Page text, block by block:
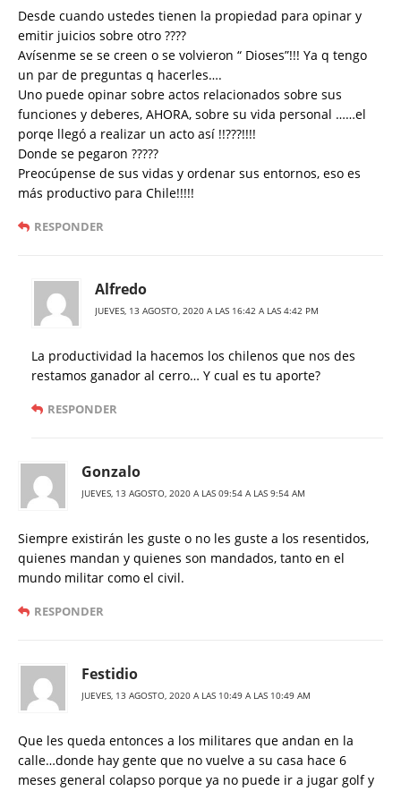
Desde cuando ustedes tienen la propiedad para opinar y
emitir juicios sobre otro ????
Avísenme se se creen o se volvieron “ Dioses”!!! Ya q tengo
un par de preguntas q hacerles….
Uno puede opinar sobre actos relacionados sobre sus
funciones y deberes, AHORA, sobre su vida personal ……el
porqe llegó a realizar un acto así !!???!!!!
Donde se pegaron ?????
Preocúpense de sus vidas y ordenar sus entornos, eso es
más productivo para Chile!!!!!
RESPONDER
Alfredo
JUEVES, 13 AGOSTO, 2020 A LAS 16:42 A LAS 4:42 PM
La productividad la hacemos los chilenos que nos des
restamos ganador al cerro… Y cual es tu aporte?
RESPONDER
Gonzalo
JUEVES, 13 AGOSTO, 2020 A LAS 09:54 A LAS 9:54 AM
Siempre existirán les guste o no les guste a los resentidos,
quienes mandan y quienes son mandados, tanto en el
mundo militar como el civil.
RESPONDER
Festidio
JUEVES, 13 AGOSTO, 2020 A LAS 10:49 A LAS 10:49 AM
Que les queda entonces a los militares que andan en la
calle…donde hay gente que no vuelve a su casa hace 6
meses general colapso porque ya no puede ir a jugar golf y